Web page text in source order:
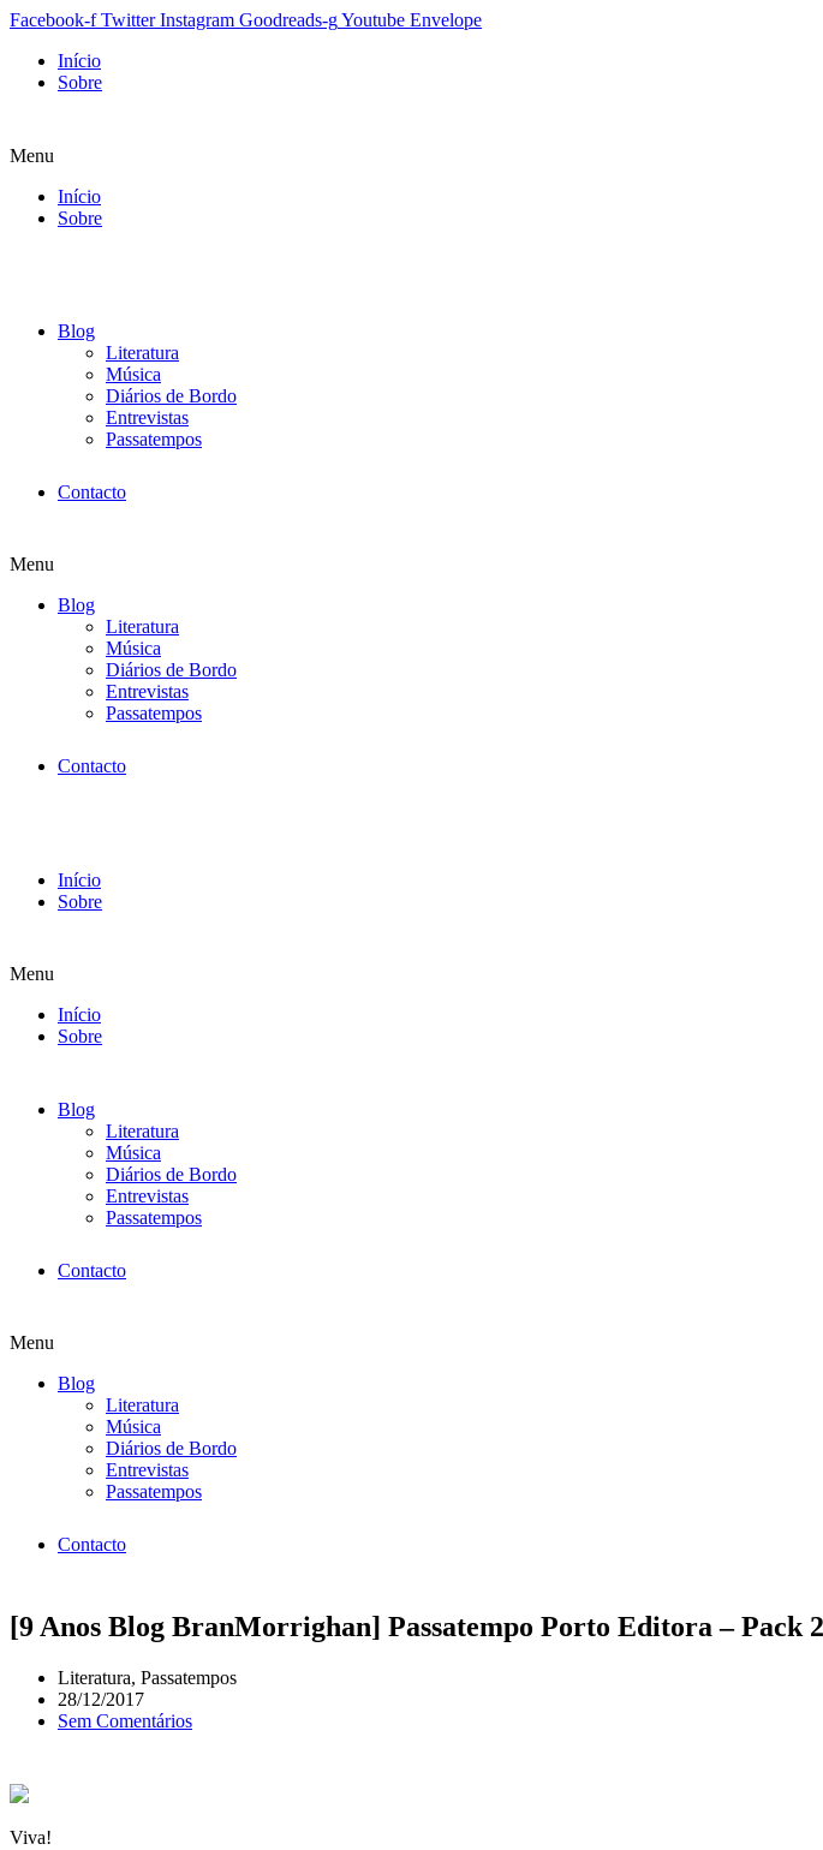
Facebook-f Twitter Instagram Goodreads-gYoutube Envelope
Início
Sobre
Menu
Início
Sobre
Blog
Literatura
Música
Diários de Bordo
Entrevistas
Passatempos
Contacto
Menu
Blog
Literatura
Música
Diários de Bordo
Entrevistas
Passatempos
Contacto
Início
Sobre
Menu
Início
Sobre
Blog
Literatura
Música
Diários de Bordo
Entrevistas
Passatempos
Contacto
Menu
Blog
Literatura
Música
Diários de Bordo
Entrevistas
Passatempos
Contacto
[9 Anos Blog BranMorrighan] Passatempo Porto Editora – Pack
Literatura, Passatempos
28/12/2017
Sem Comentários
Viva!